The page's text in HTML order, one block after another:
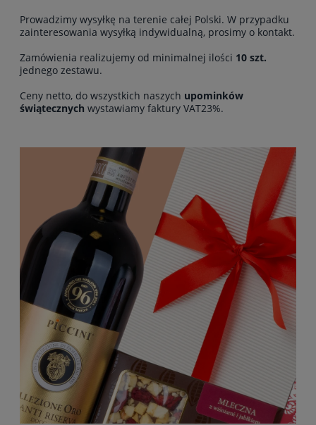
Prowadzimy wysyłkę na terenie całej Polski. W przypadku
zainteresowania wysyłką indywidualną, prosimy o kontakt.
Zamówienia realizujemy od minimalnej ilości 10 szt.
jednego zestawu.
Ceny netto, do wszystkich naszych upominków
świątecznych wystawiamy faktury VAT23%.